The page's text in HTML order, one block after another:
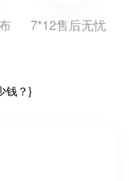
7*12售后无忧
钱？}